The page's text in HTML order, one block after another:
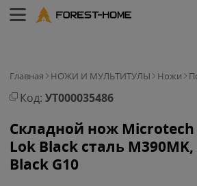
Главная НОЖИ И МУЛЬТИТУЛЫ Ножи
Код: УТ000035486
Складной нож Microtech
Lok Black сталь
Black G10